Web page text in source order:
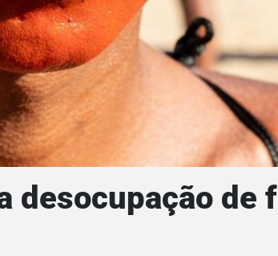
desocupação de